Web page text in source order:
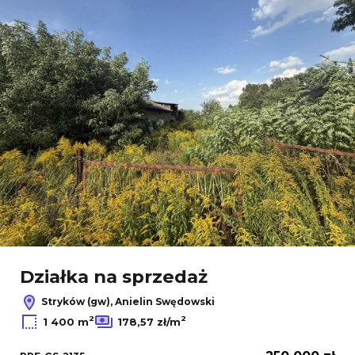
Działka na sprzedaż
Stryków (gw), Anielin Swędowski
1 400 m2 178,57 zł/m2